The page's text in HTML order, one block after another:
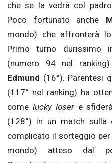
che se la vedrà col
Poco fortunato anche
mondo) che affronterà
Primo turno durissimo
(numero 94 nel
Edmund (16°). Parentesi
(117° nel ranking) ha
come lucky losere sfiderà
(128°) in un match sulla
complicato il sorteggio per
mondo) atteso dal